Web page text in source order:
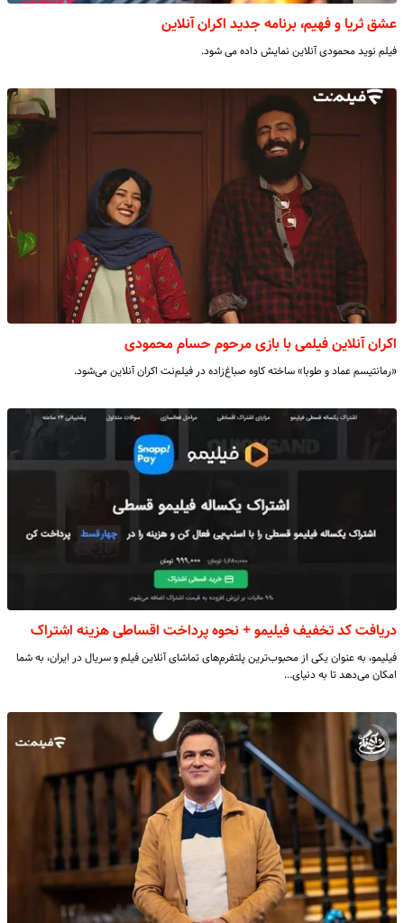
عشق ثریا و فهیم، برنامه جدید اکران آنلاین
فیلم نوید محمودی آنلاین نمایش داده می شود.
اکران آنلاین فیلمی با بازی مرحوم حسام محمودی
«رمانتیسم عماد و طوبا» ساخته کاوه صباغ‌زاده در فیلم‌نت اکران آنلاین می‌شود.
دریافت کد تخفیف فیلیمو + نحوه پرداخت اقساطی هزینه اشتراک
فیلیمو، به عنوان یکی از محبوب‌ترین پلتفرم‌های تماشای آنلاین فیلم و سریال در ایران، به شما
امکان می‌دهد تا به دنیای…